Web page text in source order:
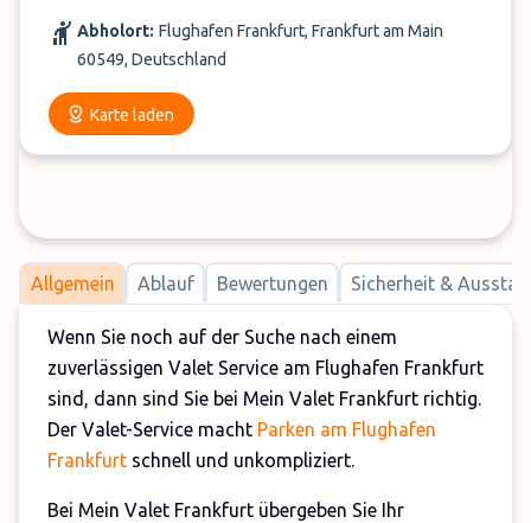
Abholort: Flughafen Frankfurt, Frankfurt am Main
60549, Deutschland
Karte laden
Allgemein Ablauf Bewertungen Sicherheit &
Wenn Sie noch auf der Suche nach einem
zuverlässigen Valet Service am Flughafen Frankfurt
sind, dann sind Sie bei Mein Valet Frankfurt richtig.
Der Valet-Service macht Parken am Flughafen
Frankfurt schnell und unkompliziert.
Bei Mein Valet Frankfurt übergeben Sie Ihr